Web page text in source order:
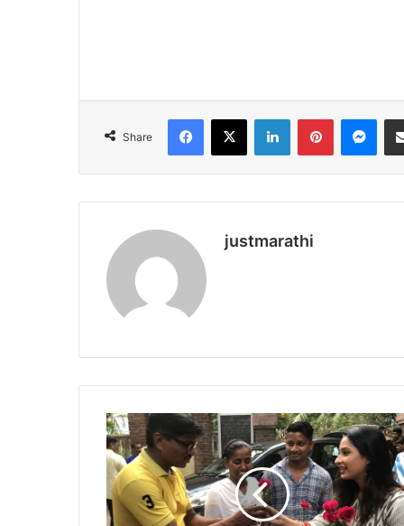
Share
justmarathi
भा
र
ती
य
टे
लि